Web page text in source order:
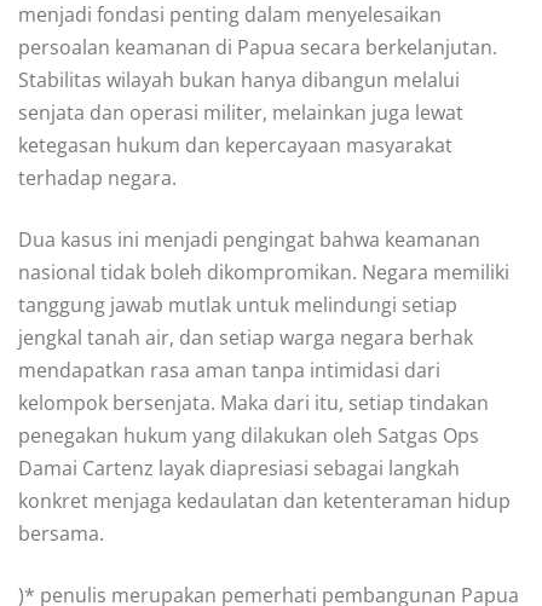
menjadi fondasi penting dalam menyelesaikan
persoalan keamanan di Papua secara berkelanjutan.
Stabilitas wilayah bukan hanya dibangun melalui
senjata dan operasi militer, melainkan juga lewat
ketegasan hukum dan kepercayaan masyarakat
terhadap negara.
Dua kasus ini menjadi pengingat bahwa keamanan
nasional tidak boleh dikompromikan. Negara memiliki
tanggung jawab mutlak untuk melindungi setiap
jengkal tanah air, dan setiap warga negara berhak
mendapatkan rasa aman tanpa intimidasi dari
kelompok bersenjata. Maka dari itu, setiap tindakan
penegakan hukum yang dilakukan oleh Satgas Ops
Damai Cartenz layak diapresiasi sebagai langkah
konkret menjaga kedaulatan dan ketenteraman hidup
bersama.
)* penulis merupakan pemerhati pembangunan Papua